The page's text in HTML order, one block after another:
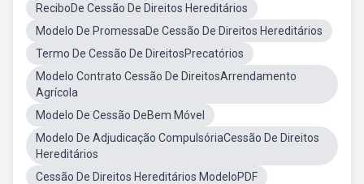
ReciboDe Cessão De Direitos Hereditários
Modelo De PromessaDe Cessão De Direitos Hereditários
Termo De Cessão De DireitosPrecatórios
Modelo Contrato Cessão De DireitosArrendamento
Agrícola
Modelo De Cessão DeBem Móvel
Modelo De Adjudicação CompulsóriaCessão De Direitos
Hereditários
Cessão De Direitos Hereditários ModeloPDF